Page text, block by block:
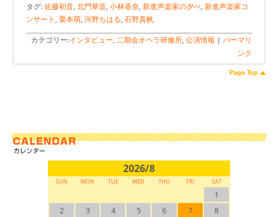
タグ:佐藤初音, 北門華音, 小林香奈, 新進声楽家の夕べ, 新進声楽家コ
ンサート , 栗本萌, 河野ちはる, 石野真帆
カテゴリー:インタビュー, 二期会オペラ研修所, 公演情報 | パーマリ
ンク
2026/8
SUN MON TUE WED THU FRI SAT
1
2
3 4 5 6 7
8